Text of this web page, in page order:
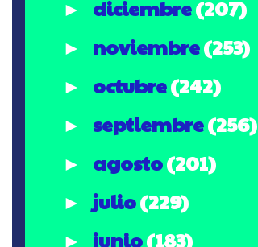
► diciembre(207)
► noviembre(253)
► octubre(242)
► septiembre(256)
► agosto(201)
► julio(229)
► junio(183)